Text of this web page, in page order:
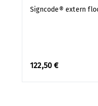
Signcode® extern
122,50 €